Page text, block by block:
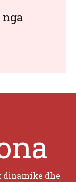
dinamike dhe